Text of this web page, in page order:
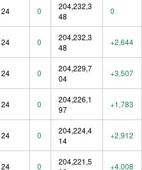
0
204,232,3
48
0
0
204,232,3
48
+2,644
0
204,229,7
04
+3,507
0
204,226,1
97
+1,783
0
204,224,4
14
+2,912
0
204,221,5
+4,008